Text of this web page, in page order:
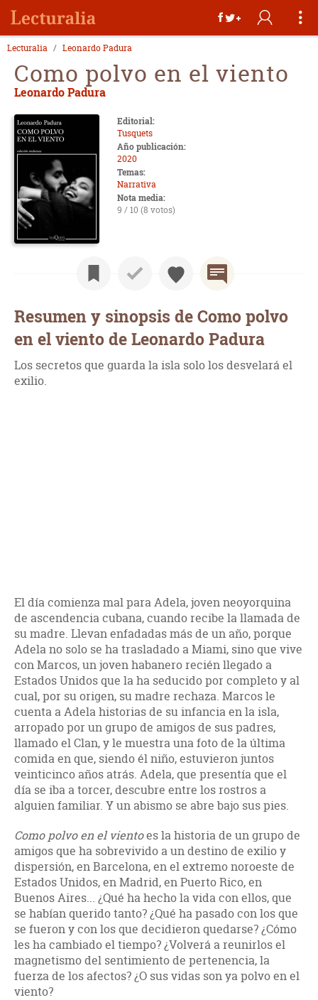
Lecturalia Leonardo Padura
Como polvo en el viento
Leonardo Padura
Editorial:
Tusquets
Año publicación:
2020
Temas:
Narrativa
Nota media:
9 / 10 (8 votos)
Resumen y sinopsis de Como polvo
en el viento de Leonardo Padura
Los secretos que guarda la isla solo los desvelará el
exilio.
El día comienza mal para Adela, joven neoyorquina
de ascendencia cubana, cuando recibe la llamada de
su madre. Llevan enfadadas más de un año, porque
Adela no solo se ha trasladado a Miami, sino que vive
con Marcos, un joven habanero recién llegado a
Estados Unidos que la ha seducido por completo y al
cual, por su origen, su madre rechaza. Marcos le
cuenta a Adela historias de su infancia en la isla,
arropado por un grupo de amigos de sus padres,
llamado el Clan, y le muestra una foto de la última
comida en que, siendo él niño, estuvieron juntos
veinticinco años atrás. Adela, que presentía que el
día se iba a torcer, descubre entre los rostros a
alguien familiar. Y un abismo se abre bajo sus pies.
Como polvo en el vientoes la historia de un grupo de
amigos que ha sobrevivido a un destino de exilio y
dispersión, en Barcelona, en el extremo noroeste de
Estados Unidos, en Madrid, en Puerto Rico, en
Buenos Aires... ¿Qué ha hecho la vida con ellos, que
se habían querido tanto? ¿Qué ha pasado con los que
se fueron y con los que decidieron quedarse? ¿Cómo
les ha cambiado el tiempo? ¿Volverá a reunirlos el
magnetismo del sentimiento de pertenencia, la
fuerza de los afectos? ¿O sus vidas son ya polvo en el
viento?